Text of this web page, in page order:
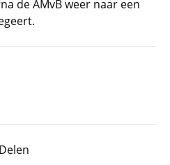
de AMvB weer naar een
Delen